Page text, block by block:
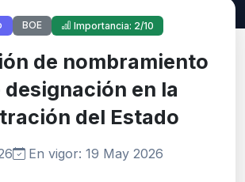
BOE Importancia: 2/10
de nombramiento
en la
del Estado
En vigor: 19 May 2026